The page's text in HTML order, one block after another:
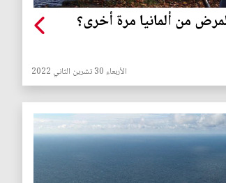
من ألمانيا مرة أخرى؟
الأربعاء 30 تشرين الثاني 2022